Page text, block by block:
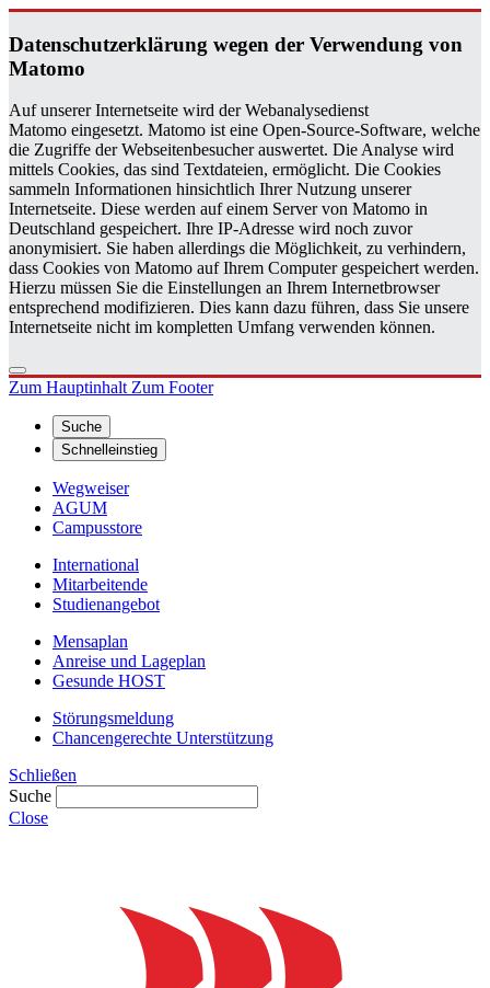
Da­ten­schutz­er­klä­rung wegen der Ver­wen­dung von
Ma­to­mo
Auf unserer Internetseite wird der Webanalysedienst
Matomo eingesetzt. Matomo ist eine Open-Source-Software, welche
die Zugriffe der Webseitenbesucher auswertet. Die Analyse wird
mittels Cookies, das sind Textdateien, ermöglicht. Die Cookies
sammeln Informationen hinsichtlich Ihrer Nutzung unserer
Internetseite. Diese werden auf einem Server von Matomo in
Deutschland gespeichert. Ihre IP-Adresse wird noch zuvor
anonymisiert. Sie haben allerdings die Möglichkeit, zu verhindern,
dass Cookies von Matomo auf Ihrem Computer gespeichert werden.
Hierzu müssen Sie die Einstellungen an Ihrem Internetbrowser
entsprechend modifizieren. Dies kann dazu führen, dass Sie unsere
Internetseite nicht im kompletten Umfang verwenden können.
Zum HauptinhaltZum Footer
Suche
Schnelleinstieg
Wegweiser
AGUM
Campusstore
International
Mitarbeitende
Studienangebot
Mensaplan
Anreise und Lageplan
Gesunde HOST
Störungsmeldung
Chancengerechte Unterstützung
Schließen
Suche
Close